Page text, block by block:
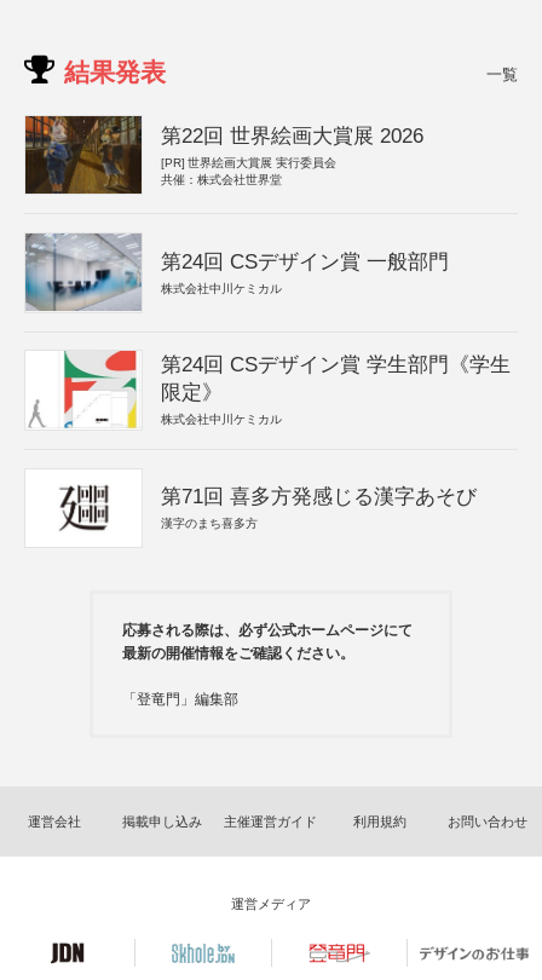
結果発表 一覧
第22回 世界絵画大賞展 2026
[PR] 世界絵画大賞展 実行委員会
共催：株式会社世界堂
第24回 CSデザイン賞 一般部門
株式会社中川ケミカル
第24回 CSデザイン賞 学生部門《学生
限定》
株式会社中川ケミカル
第71回 喜多方発感じる漢字あそび
漢字のまち喜多方
応募される際は、必ず公式ホームページにて
最新の開催情報をご確認ください。
「登竜門」編集部
運営会社 掲載申し込み 主催運営ガイド 利用規約 お問い合わせ
運営メディア